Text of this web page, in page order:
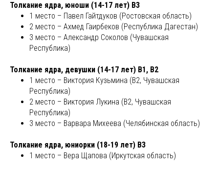
Толкание ядра, юноши (14-17 лет) В3
1 место – Павел Гайтдуков (Ростовская область)
2 место – Ахмед Гаирбеков (Республика Дагестан)
3 место – Александр Соколов (Чувашская
Республика)
Толкание ядра, девушки (14-17 лет) В1, В2
1 место – Виктория Кузьмина (В2, Чувашская
Республика)
2 место – Виктория Лукина (В2, Чувашская
Республика)
3 место – Варвара Михеева (Челябинская область)
Толкание ядра, юниорки (18-19 лет) В3
1 место – Вера Щапова (Иркутская область)